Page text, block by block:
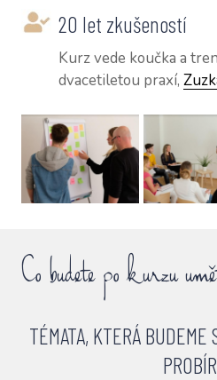
20 let zkušeností
Kurz vede koučka a
dvacetiletou praxí,
Co budete po kurzu
TÉMATA, KTERÁ BUDEME